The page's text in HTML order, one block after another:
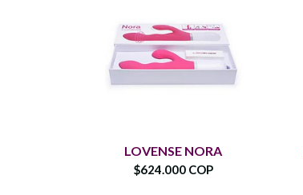
LOVENSE NORA
$624.000 COP